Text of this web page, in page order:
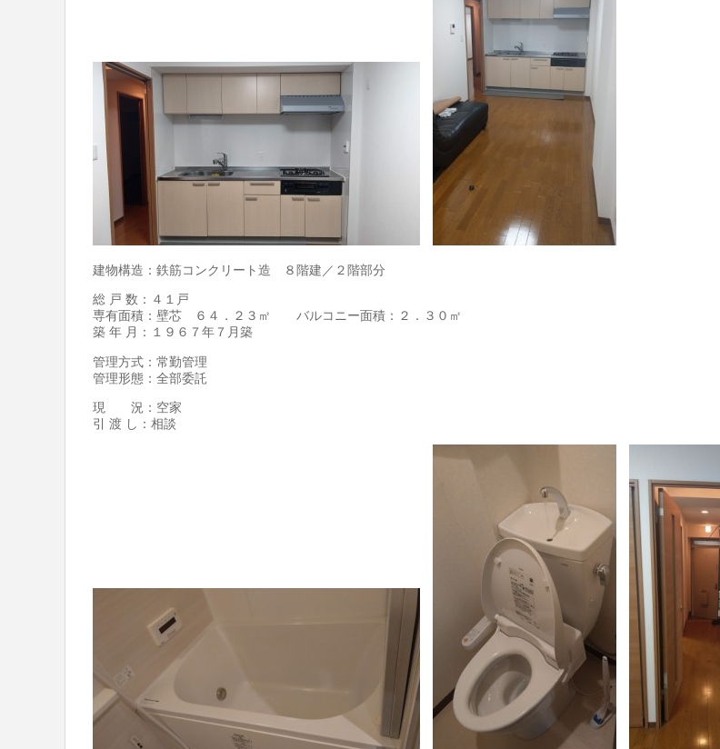
建物構造：鉄筋コンクリート造 ８階建／２階部分
総 戸 数：４１戸
専有面積：壁芯 ６４．２３㎡ バルコニー面積：２．３０㎡
築 年 月：１９６７年７月築
管理方式：常勤管理
管理形態：全部委託
現 況：空家
引 渡 し：相談